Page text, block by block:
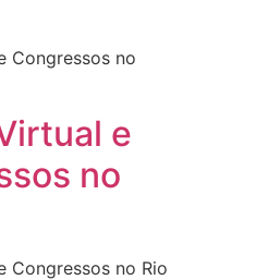
Congressos no
e
no
Congressos no Rio